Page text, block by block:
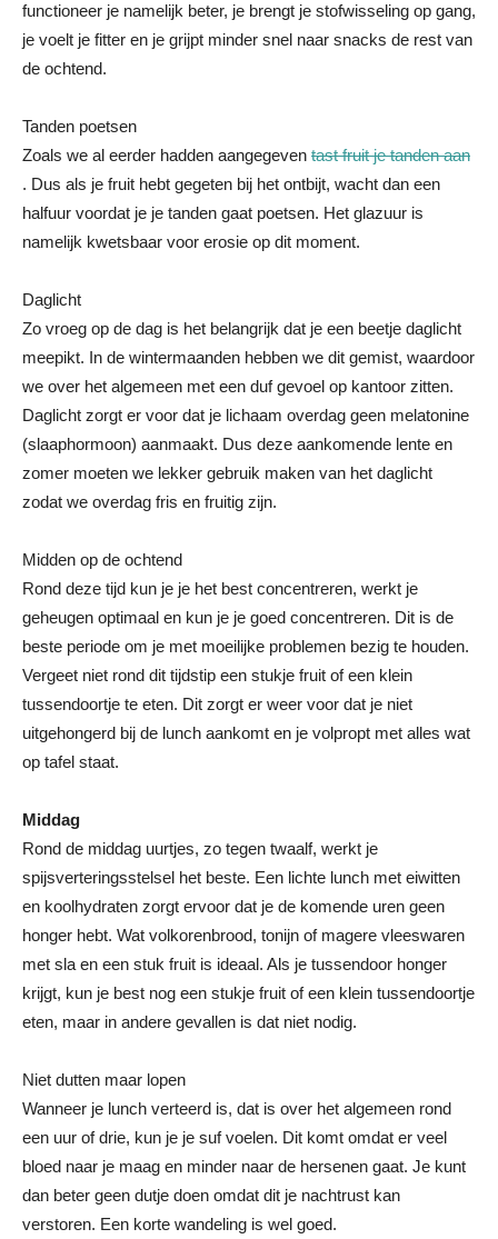
functioneer je namelijk beter, je brengt je stofwisseling op gang,
je voelt je fitter en je grijpt minder snel naar snacks de rest van
de ochtend.
Tanden poetsen
Zoals we al eerder hadden aangegeven tast fruit je tanden aan
. Dus als je fruit hebt gegeten bij het ontbijt, wacht dan een
halfuur voordat je je tanden gaat poetsen. Het glazuur is
namelijk kwetsbaar voor erosie op dit moment.
Daglicht
Zo vroeg op de dag is het belangrijk dat je een beetje daglicht
meepikt. In de wintermaanden hebben we dit gemist, waardoor
we over het algemeen met een duf gevoel op kantoor zitten.
Daglicht zorgt er voor dat je lichaam overdag geen melatonine
(slaaphormoon) aanmaakt. Dus deze aankomende lente en
zomer moeten we lekker gebruik maken van het daglicht
zodat we overdag fris en fruitig zijn.
Midden op de ochtend
Rond deze tijd kun je je het best concentreren, werkt je
geheugen optimaal en kun je je goed concentreren. Dit is de
beste periode om je met moeilijke problemen bezig te houden.
Vergeet niet rond dit tijdstip een stukje fruit of een klein
tussendoortje te eten. Dit zorgt er weer voor dat je niet
uitgehongerd bij de lunch aankomt en je volpropt met alles wat
op tafel staat.
Middag
Rond de middag uurtjes, zo tegen twaalf, werkt je
spijsverteringsstelsel het beste. Een lichte lunch met eiwitten
en koolhydraten zorgt ervoor dat je de komende uren geen
honger hebt. Wat volkorenbrood, tonijn of magere vleeswaren
met sla en een stuk fruit is ideaal. Als je tussendoor honger
krijgt, kun je best nog een stukje fruit of een klein tussendoortje
eten, maar in andere gevallen is dat niet nodig.
Niet dutten maar lopen
Wanneer je lunch verteerd is, dat is over het algemeen rond
een uur of drie, kun je je suf voelen. Dit komt omdat er veel
bloed naar je maag en minder naar de hersenen gaat. Je kunt
dan beter geen dutje doen omdat dit je nachtrust kan
verstoren. Een korte wandeling is wel goed.